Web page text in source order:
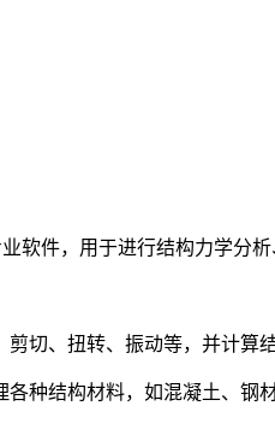
软件，用于进行结构力学分
切、扭转、振动等，并计算
种结构材料，如混凝土、钢